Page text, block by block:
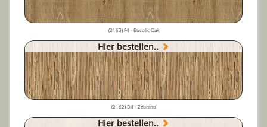
(2163) F4 - Bucolic Oak
Hier bestellen..
(2162) D4 - Zebrano
Hier bestellen..